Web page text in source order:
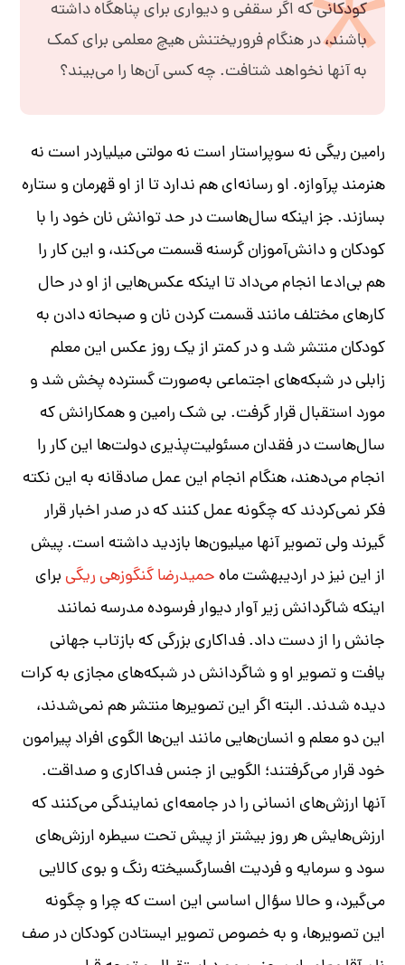
کودکانی که اگر سقفی و دیواری برای پناهگاه داشته
باشند، در هنگام فروریختنش هیچ معلمی برای کمک
به آنها نخواهد شتافت. چه کسی آن‌ها را می‌بیند؟
رامین ریگی نه سوپراستار است نه مولتی میلیاردر است نه
هنرمند پرآوازه. او رسانه‌ای هم ندارد تا از او قهرمان و ستاره
بسازند. جز اینکه سال‌هاست در حد توانش نان خود را با
کودکان و دانش‌آموزان گرسنه قسمت می‌کند،و این کار را
هم بی‌ادعا انجام می‌داد تا اینکه عکس‌هایی از او در حال
کارهای مختلف مانند قسمت کردن نان و صبحانه دادن به
کودکان منتشر شد و در کمتر از یک روز عکس این معلم
زابلی در شبکه‌های اجتماعی به‌صورت گسترده پخش شد و
مورد استقبال قرار گرفت. بی شک رامین و همکارانش که
سال‌هاست در فقدان مسئولیت‌پذیری دولت‌ها این کار را
انجام می‌دهند، هنگام انجام این عمل صادقانه به این نکته
فکر نمی‌کردند که چگونه عمل کنند که در صدر اخبار قرار
گیرند ولی تصویر آنها میلیون‌ها بازدید داشته است.پیش
از این نیز در اردیبهشت ماه حمیدرضا گنگوزهی‌ ریگی برای
اینکه شاگردانش زیر آوار دیوار فرسوده مدرسه نمانند
جانش را از دست داد.فداکاری بزرگی که بازتاب جهانی
یافت و تصویر او و شاگردانش در شبکه‌های مجازی به کرات
دیده شدند. البته اگر این تصویرها منتشر هم نمی‌شدند،
این دو معلم و انسان‌هایی مانند این‌ها الگوی افراد پیرامون
خود قرار می‌گرفتند؛ الگویی از جنس فداکاری و صداقت.
آنها ارزش‌های انسانی را در جامعه‌ای نمایندگی می‌کنند که
ارزش‌هایش هر روز بیشتر از پیش تحت سیطره ارزش‌های
سود و سرمایه و فردیت افسارگسیخته رنگ و بوی کالایی
می‌گیرد،و حالا سؤال اساسی این است که چرا و چگونه
این تصویرها، و به خصوص تصویر ایستادن کودکان در صف